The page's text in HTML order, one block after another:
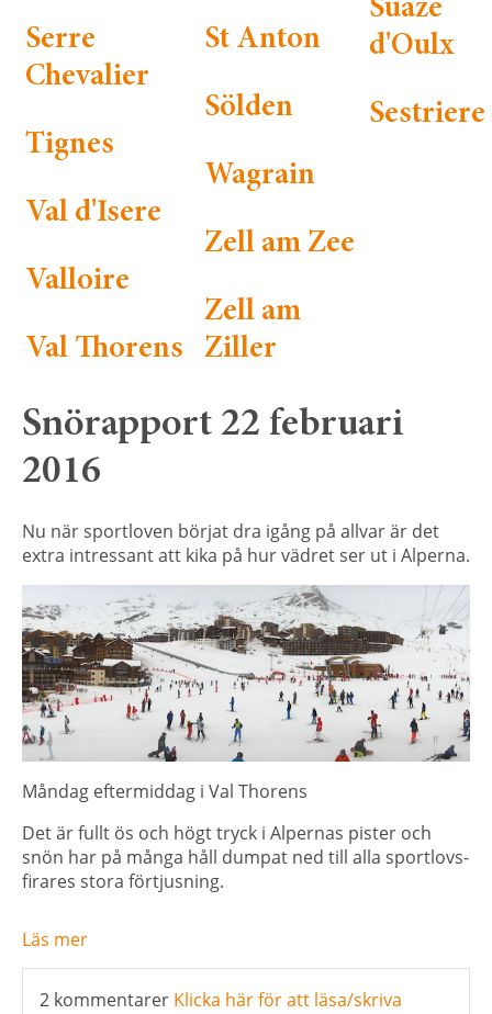
Serre
Chevalier
Tignes
Val d'Isere
Valloire
Val Thorens
St Anton
Sölden
Wagrain
Zell am Zee
Zell am
Ziller
Suaze
d'Oulx
Sestriere
Snörapport 22 februari
2016
Nu när sportloven börjat dra igång på allvar är det
extra intressant att kika på hur vädret ser ut i Alperna.
Måndag eftermiddag i Val Thorens
Det är fullt ös och högt tryck i Alpernas pister och
snön har på många håll dumpat ned till alla sportlovs-
firares stora förtjusning.
Läs mer
2 kommentarer Klicka här för att läsa/skriva